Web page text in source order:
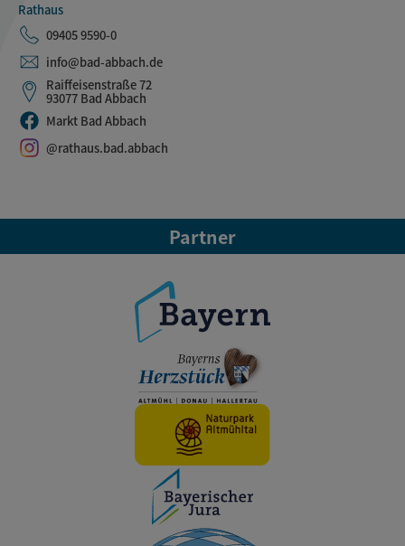
Rathaus
09405 9590-0
info@bad-abbach.de
Raiffeisenstraße 72
93077 Bad Abbach
Markt Bad Abbach
@rathaus.bad.abbach
Partner